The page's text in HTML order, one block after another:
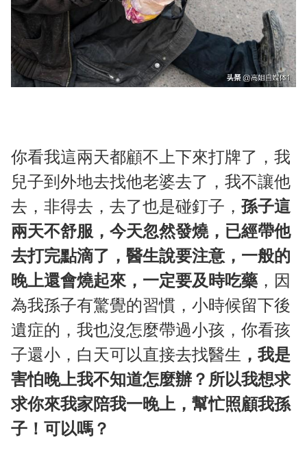
你看我這兩天都顧不上下來打牌了，我
兒子到外地去找他老婆去了，我不讓他
去，非得去，去了也是碰釘子， 孫子這
兩天不舒服，今天忽然發燒，已經帶他
去打完點滴了，醫生說要注意，一般的
晚上還會燒起來，一定要及時吃藥 ，因
為我孫子有驚覺的習慣，小時候留下後
遺症的，我也沒怎麼帶過小孩，你看孩
子還小，白天可以直接去找醫生 ，我是
害怕晚上我不知道怎麼辦？所以我想求
求你來我家陪我一晚上，幫忙照顧我孫
子！可以嗎？